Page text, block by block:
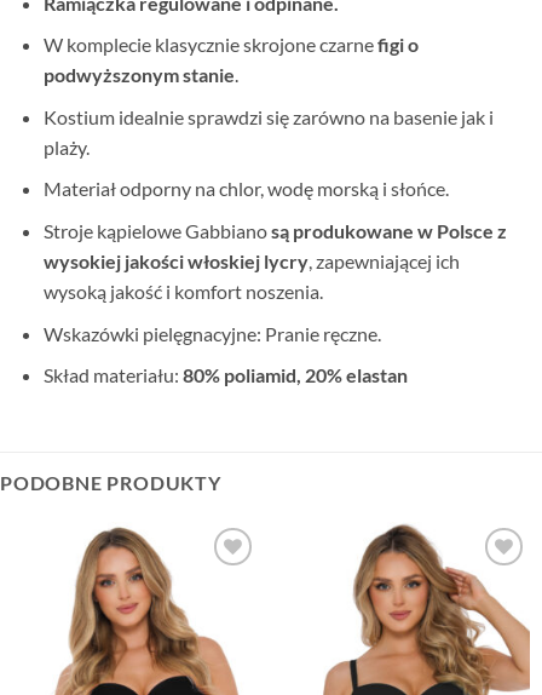
W komplecie klasycznie skrojone czarnefigi o
podwyższonym stanie.
Kostium idealnie sprawdzi się zarówno na basenie jak i
plaży.
Materiał odporny na chlor, wodę morską i słońce.
Stroje kąpielowe Gabbianosą produkowane w Polsce z
wysokiej jakości włoskiej lycry, zapewniającej ich
wysoką jakość i komfort noszenia.
Wskazówki pielęgnacyjne: Pranie ręczne.
Skład materiału: 80% poliamid, 20% elastan
PODOBNE PRODUKTY